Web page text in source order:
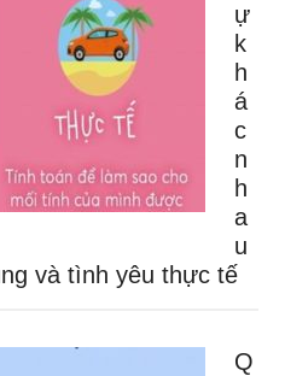
ự
k
h
á
c
n
h
a
u
và tình yêu thực tế
Q